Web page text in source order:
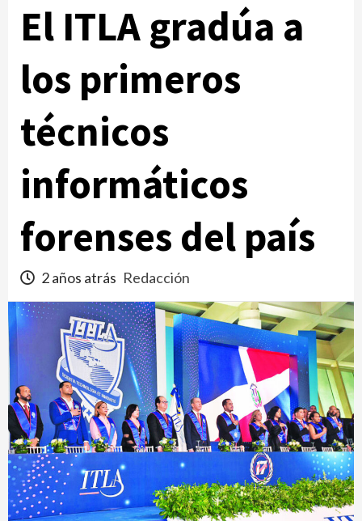
El ITLA gradúa a
los primeros
técnicos
informáticos
forenses del país
2 años atrás Redacción